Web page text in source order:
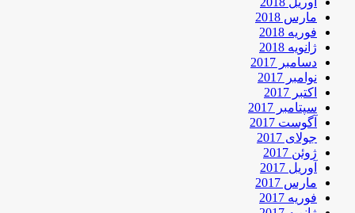
مارس 2018
فوریه 2018
ژانویه 2018
دسامبر 2017
نوامبر 2017
اکتبر 2017
سپتامبر 2017
آگوست 2017
جولای 2017
ژوئن 2017
آوریل 2017
مارس 2017
فوریه 2017